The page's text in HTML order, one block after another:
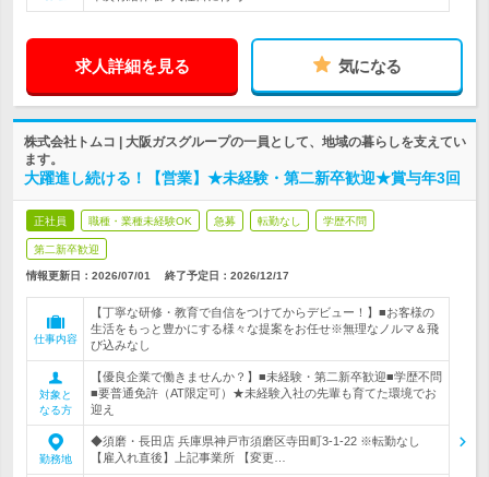
求人詳細を見る 気になる
株式会社トムコ | 大阪ガスグループの一員として、地域の暮らしを支えてい
ます。
大躍進し続ける！【営業】★未経験・第二新卒歓迎★賞与年3回
正社員 職種・業種未経験OK 急募 転勤なし 学歴不問
第二新卒歓迎
情報更新日：2026/07/01 終了予定日： 2026/12/17
仕事内容
【丁寧な研修・教育で自信をつけてからデビュー！】■お客様の
生活をもっと豊かにする様々な提案をお任せ※無理なノルマ＆飛
び込みなし
対象と
なる方
【優良企業で働きませんか？】■未経験・第二新卒歓迎■学歴不問
■要普通免許（AT限定可）★未経験入社の先輩も育てた環境でお
迎え
勤務地
◆須磨・長田店 兵庫県神戸市須磨区寺田町3-1-22 ※転勤なし
【雇入れ直後】上記事業所 【変更…